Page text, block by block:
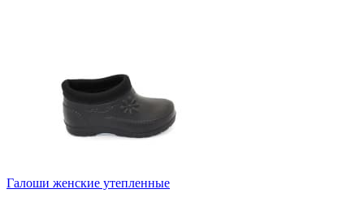
Галоши женские утепленные